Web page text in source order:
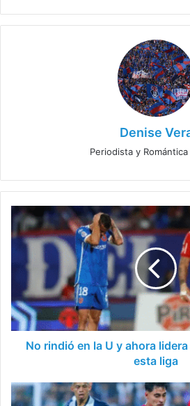
Denise
Periodista y Romántica
No
rindió
en
la
ahora
lidera
como
goleador
liga
No rindió en la U y ahora
esta liga
Este
canal